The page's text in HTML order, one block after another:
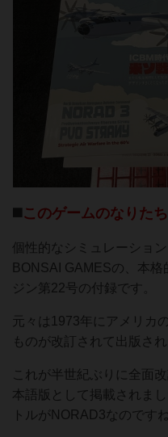
◼️このゲームのなりたち
個性的なシミュレーショ
BONSAI GAMESの、本
ジン第22号の付録です。
元々は1973年にアメリカ
ものが改訂されて出版され
これが半世紀ぶりに全面
本語版として掲載されま
トルがNORAD3なのですね